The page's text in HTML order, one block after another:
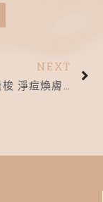
NEXT